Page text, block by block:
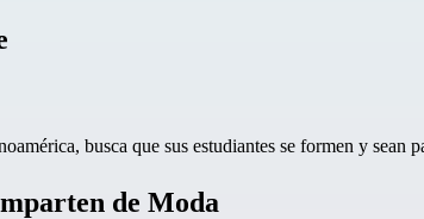
busca que sus estudiantes se formen y
de Moda